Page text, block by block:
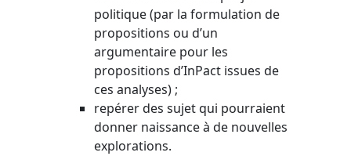
politique (par la formulation de
propositions ou d’un
argumentaire pour les
propositions d’InPact issues de
ces analyses) ;
repérer des sujet qui pourraient
donner naissance à de nouvelles
explorations.